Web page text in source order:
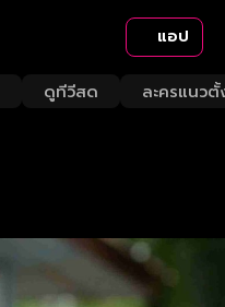
แอป
ดูทีวีสด ละครแนวตั้